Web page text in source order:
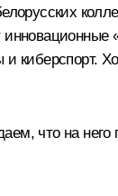
что на него